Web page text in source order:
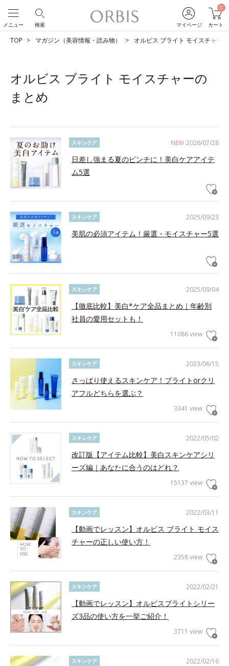
マイページ
0
カート
検索
メニュー
TOP マガジン（美容情報・読み物） オルビス ブライト モイスチャー
オルビス ブライト モイスチャーの
まとめ
NEW 2026/07/28
スキンケア
日差し強まる夏のピンチに！美白ケアアイテ
ム5選
2025/09/23
スキンケア
美肌の必須アイテム！厳選・モイスチャー5選
2025/09/04
スキンケア
【徹底比較】美白*ケア全品まとめ｜年齢別
社員の愛用セットも！
11086 view
2023/06/15
スキンケア
さっぱり使えるスキンケア！ブライトorクリ
アフルどちらを選ぶ？
3341 view
2022/05/02
スキンケア
改訂版【アイテム比較】美白スキンケアシリ
ーズ編｜あなたに合うのはどれ？
15137 view
2022/03/11
スキンケア
【動画でレッスン】オルビス ブライト モイス
チャーの正しい使い方！
2358 view
2022/02/21
スキンケア
【動画でレッスン】オルビスブライトシリー
ズ3品の使い方を一挙ご紹介！
3711 view
2022/02/16
スキンケア